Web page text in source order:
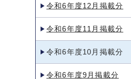
令和6年度12月掲載分
令和6年度11月掲載分
令和6年度10月掲載分
令和6年度9月掲載分